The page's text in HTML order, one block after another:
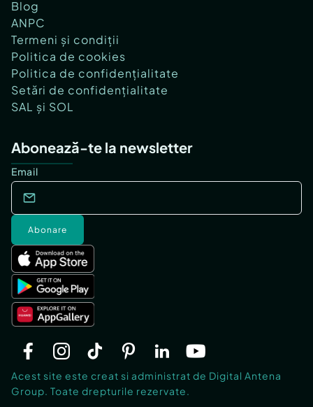
Blog
ANPC
Termeni și condiții
Politica de cookies
Politica de confidențialitate
Setări de confidențialitate
SAL și SOL
Abonează-te la newsletter
Email
Abonare
Acest site este creat si administrat de Digital Antena
Group. Toate drepturile rezervate.